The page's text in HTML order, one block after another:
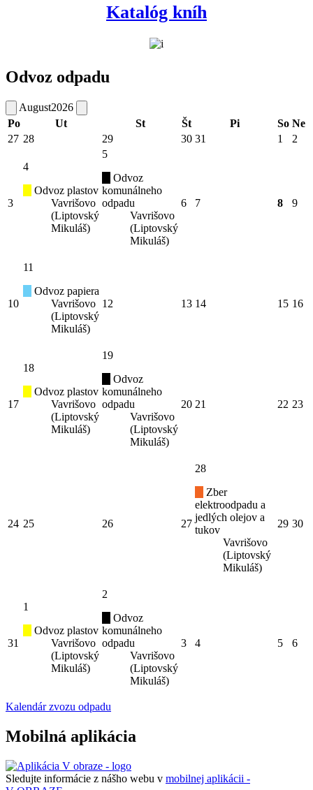
Katalóg kníh
Odvoz odpadu
August2026
Po
Ut St Št Pi So Ne
27 28 29 30 31 1 2
3
4
Odvoz plastov
Vavrišovo
(Liptovský
Mikuláš)
5
Odvoz
komunálneho
odpadu
Vavrišovo
(Liptovský
Mikuláš)
6 7 8 9
10
11
Odvoz papiera
Vavrišovo
(Liptovský
Mikuláš)
12 13 14 15 16
17
18
Odvoz plastov
Vavrišovo
(Liptovský
Mikuláš)
19
Odvoz
komunálneho
odpadu
Vavrišovo
(Liptovský
Mikuláš)
20 21 22 23
24 25 26 27
28
Zber
elektroodpadu a
jedlých olejov a
tukov
Vavrišovo
(Liptovský
Mikuláš)
29 30
31
1
Odvoz plastov
Vavrišovo
(Liptovský
Mikuláš)
2
Odvoz
komunálneho
odpadu
Vavrišovo
(Liptovský
Mikuláš)
3 4 5 6
Kalendár zvozu odpadu
Mobilná aplikácia
Sledujte informácie z nášho webu v mobilnej aplikácii -